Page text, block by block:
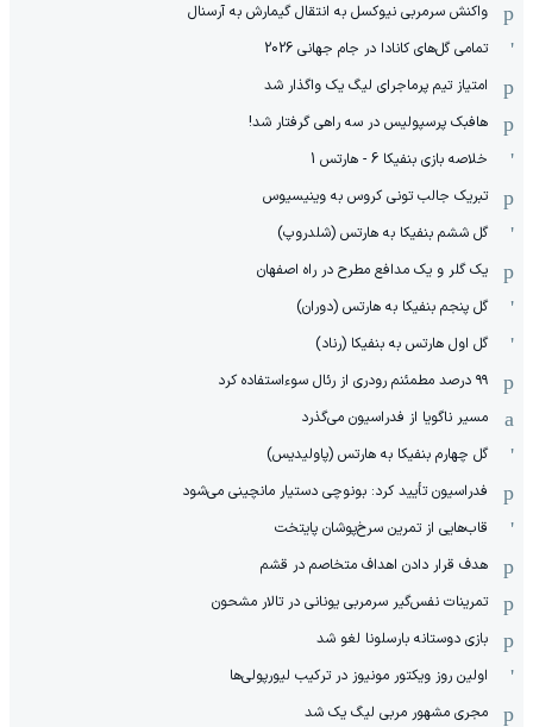
واکنش سرمربی نیوکسل به انتقال گیمارش به آرسنال
تمامی گل‌های کانادا در جام جهانی 2026
امتیاز تیم پرماجرای لیگ یک واگذار شد
هافبک پرسپولیس در سه راهی گرفتار شد!
خلاصه بازی بنفیکا 6 - هارتس 1
تبریک جالب تونی کروس به وینیسیوس
گل ششم بنفیکا به هارتس (شلدروپ)
یک گلر و یک مدافع مطرح در راه اصفهان
گل پنجم بنفیکا به هارتس (دوران)
گل اول هارتس به بنفیکا (رناد)
۹۹ درصد مطمئنم رودری از رئال سوءاستفاده کرد
مسیر ناگویا از فدراسیون می‌گذرد
گل چهارم بنفیکا به هارتس (پاولیدیس)
فدراسیون تأیید کرد: بونوچی دستیار مانچینی می‌شود
قاب‌هایی از تمرین سرخ‌پوشان پایتخت
هدف قرار دادن اهداف متخاصم در قشم
‏تمرینات نفس‌گیر سرمربی یونانی در تالار مشحون
بازی دوستانه بارسلونا لغو شد
اولین روز ویکتور مونیوز در ترکیب لیورپولی‌ها
مجری مشهور مربی لیگ یک شد